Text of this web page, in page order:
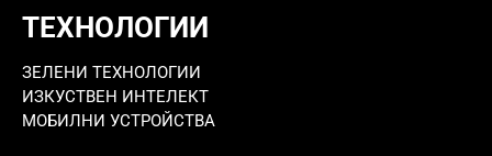
ТЕХНОЛОГИИ
ЗЕЛЕНИ ТЕХНОЛОГИИ
ИЗКУСТВЕН ИНТЕЛЕКТ
МОБИЛНИ УСТРОЙСТВА